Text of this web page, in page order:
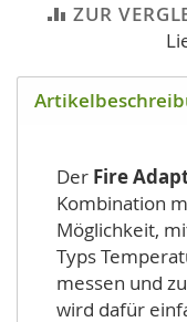
ZUR
Der Fire
Kombination
Möglichkeit,
Typs
messen und
wird dafür